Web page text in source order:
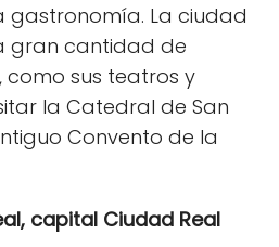
gastronomía. La ciudad
gran cantidad de
como sus teatros y
la Catedral de San
Convento de la
capital Ciudad Real